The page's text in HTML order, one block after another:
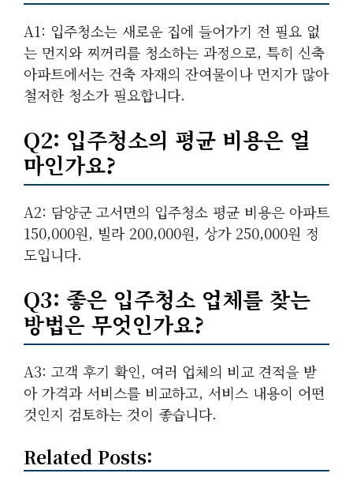
A1: 입주청소는 새로운 집에 들어가기 전 필요 없
는 먼지와 찌꺼리를 청소하는 과정으로, 특히 신축
아파트에서는 건축 자재의 잔여물이나 먼지가 많아
철저한 청소가 필요합니다.
Q2: 입주청소의 평균 비용은 얼
마인가요?
A2: 담양군 고서면의 입주청소 평균 비용은 아파트
150,000원, 빌라 200,000원, 상가 250,000원 정
도입니다.
Q3: 좋은 입주청소 업체를 찾는
방법은 무엇인가요?
A3: 고객 후기 확인, 여러 업체의 비교 견적을 받
아 가격과 서비스를 비교하고, 서비스 내용이 어떤
것인지 검토하는 것이 좋습니다.
Related Posts: